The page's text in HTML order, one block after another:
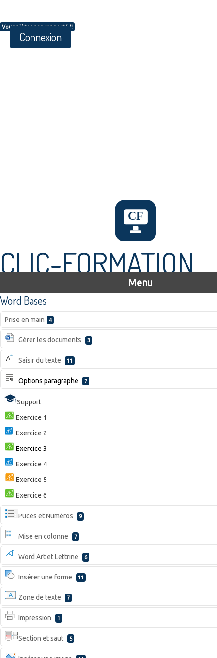
Vous n'êtes pas connecté !!
Connexion
CLIC-FORMATION
Menu
Word Bases
Prise en main 4
Gérer les documents 3
Saisir du texte 11
Options paragraphe 7
Support
Exercice 1
Exercice 2
Exercice 3
Exercice 4
Exercice 5
Exercice 6
Puces et Numéros 9
Mise en colonne 7
Word Art et Lettrine 6
Insérer une forme 11
Zone de texte 7
Impression 1
Section et saut 5